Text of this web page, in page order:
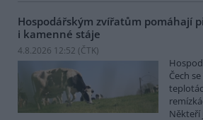
Hospodářským zvířatům pomáhají
i kamenné stáje
4.8.2026 12:52 (ČTK)
Čech
Někteří